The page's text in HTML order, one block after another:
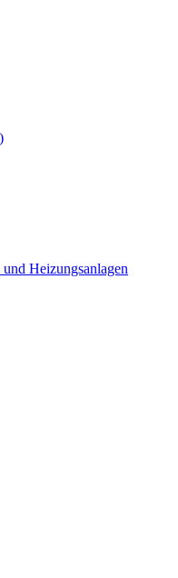
Heizungsanlagen